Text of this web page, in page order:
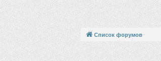
Список форумов